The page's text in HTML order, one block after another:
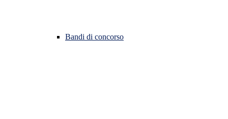
Bandi di concorso